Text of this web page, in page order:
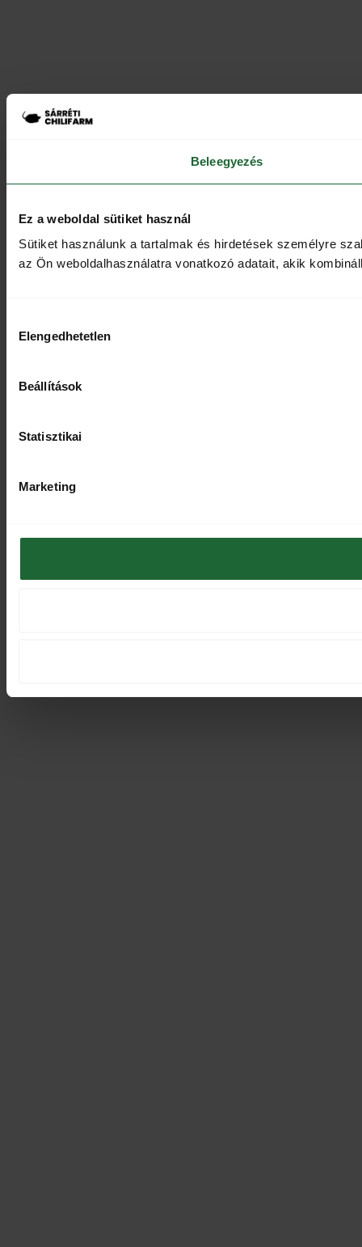
Beleegyezés
Ez a weboldal sütiket használ
Sütiket használunk a tartalmak és hirdetések személyre
az Ön weboldalhasználatra vonatkozó adatait, akik
kiválasztása
Elengedhetetlen
Beállítások
Statisztikai
Marketing